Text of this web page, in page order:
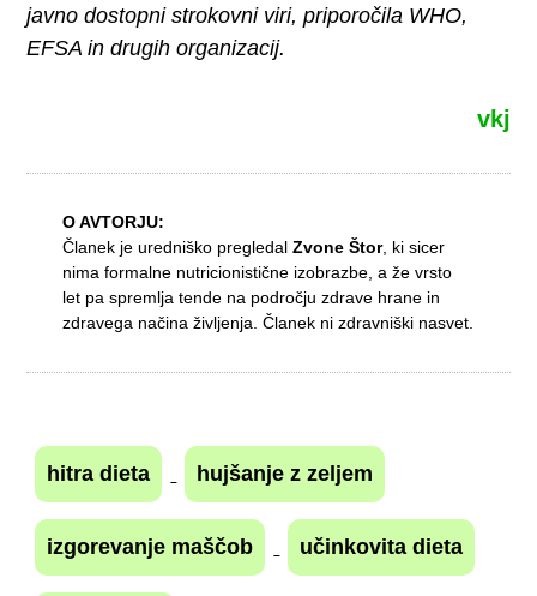
javno dostopni strokovni viri, priporočila WHO,
EFSA in drugih organizacij.
vkj
O AVTORJU:
Članek je uredniško pregledalZvone Štor, ki sicer
nima formalne nutricionistične izobrazbe, a že vrsto
let pa spremlja tende na področju zdrave hrane in
zdravega načina življenja. Članek ni zdravniški nasvet.
hitra dieta hujšanje z zeljem
izgorevanje maščob učinkovita dieta